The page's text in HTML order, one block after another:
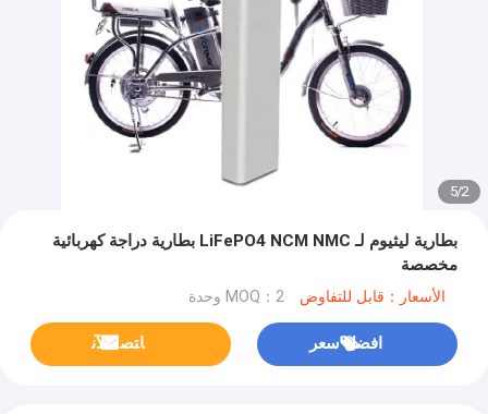
2
/
5
بطارية ليثيوم لـ LiFePO4 NCM NMC بطارية دراجة كهربائية
مخصصة
الأسعار：قابل للتفاوض MOQ：2 وحدة
افضل سعر ﺎﺘﺼﻟ ﺍﻶﻧ